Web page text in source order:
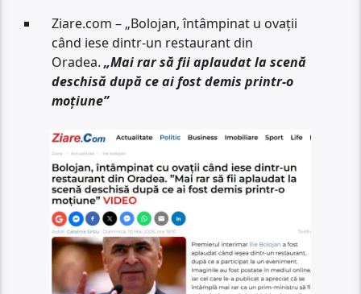
Ziare.com – „Bolojan, întâmpinat u ovații
când iese dintr-un restaurant din
Oradea. „Mai rar să fii aplaudat la scenă
deschisă după ce ai fost demis printr-o
moțiune”